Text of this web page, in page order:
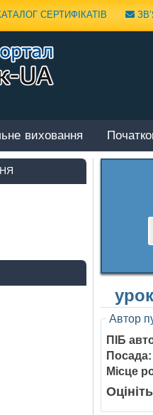
СЕРТИФІКАТІВ
виховання
Автор
ПІБ
Посада:
Місце